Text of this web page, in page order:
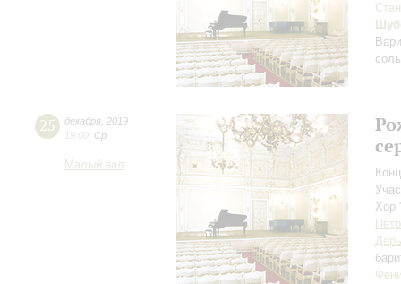
25 декабря 2019
19:00 Ср
Малый зал
Хор